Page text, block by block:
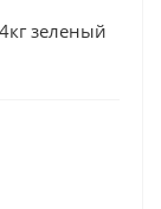
зеленый